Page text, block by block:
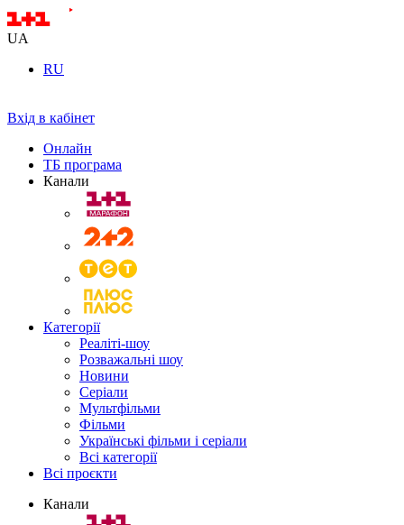
UA
RU
Вхід в кабінет
Онлайн
ТБ програма
Канали
Категорії
Реаліті-шоу
Розважальні шоу
Новини
Серіали
Мультфільми
Фільми
Українські фільми і серіали
Всі категорії
Всі проєкти
Канали